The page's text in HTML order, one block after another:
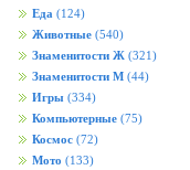
Еда (124)
Животные (540)
Знаменитости Ж (321)
Знаменитости М (44)
Игры (334)
Компьютерные (75)
Космос (72)
Мото (133)